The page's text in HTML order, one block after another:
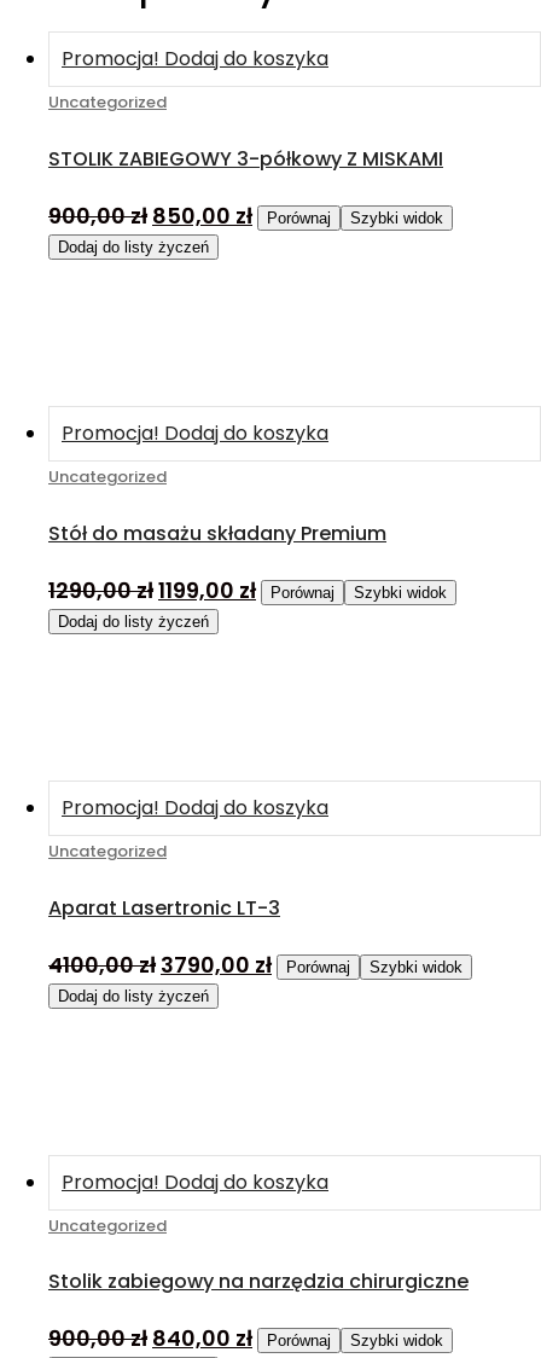
Promocja! Dodaj do koszyka
Uncategorized
STOLIK ZABIEGOWY 3-półkowy Z MISKAMI
900,00zł 850,00 zł Porównaj
Szybki widok
Dodaj do listy życzeń
Promocja! Dodaj do koszyka
Uncategorized
Stół do masażu składany Premium
1290,00zł1199,00 zł Porównaj
Szybki widok
Dodaj do listy życzeń
Promocja! Dodaj do koszyka
Uncategorized
Aparat Lasertronic LT-3
4100,00zł 3790,00 zł Porównaj
Szybki widok
Dodaj do listy życzeń
Promocja! Dodaj do koszyka
Uncategorized
Stolik zabiegowy na narzędzia chirurgiczne
900,00zł 840,00 zł Porównaj
Szybki widok